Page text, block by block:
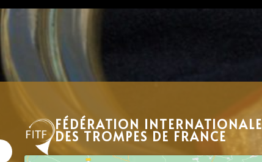
FÉDÉRATION INTERNATIONALE
DES TROMPES DE FRANCE